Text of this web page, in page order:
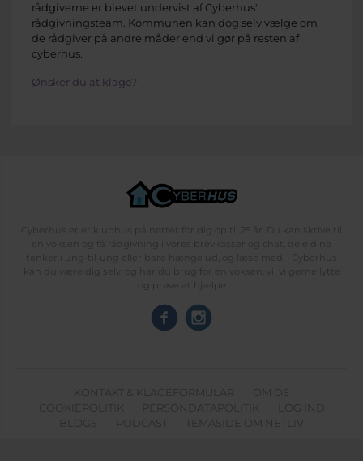
rådgiverne er blevet undervist af Cyberhus'
rådgivningsteam. Kommunen kan dog selv vælge om
de rådgiver på andre måder end vi gør på resten af
cyberhus.
Ønsker du at klage?
Cyberhus er et klubhus på nettet for dig op til 25 år. Du kan skrive til
en voksen og få rådgivning i vores brevkasser og chat, dele dine
tanker i ung-til-ung eller bare hænge ud, og læse med. I Cyberhus
kan du være dig selv, og har du brug for en voksen, vil vi gerne lytte
og prøve at hjælpe
KONTAKT & KLAGEFORMULAR
OM OS
COOKIEPOLITIK
PERSONDATAPOLITIK
LOG IND
BLOGS
PODCAST TEMASIDE OM NETLIV